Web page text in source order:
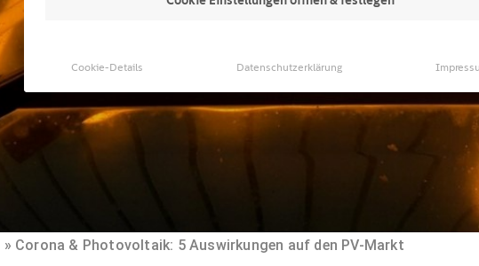
» Corona & Photovoltaik: 5 Auswirkungen auf den PV-Markt
Cookie-Details Datenschutzerklärung